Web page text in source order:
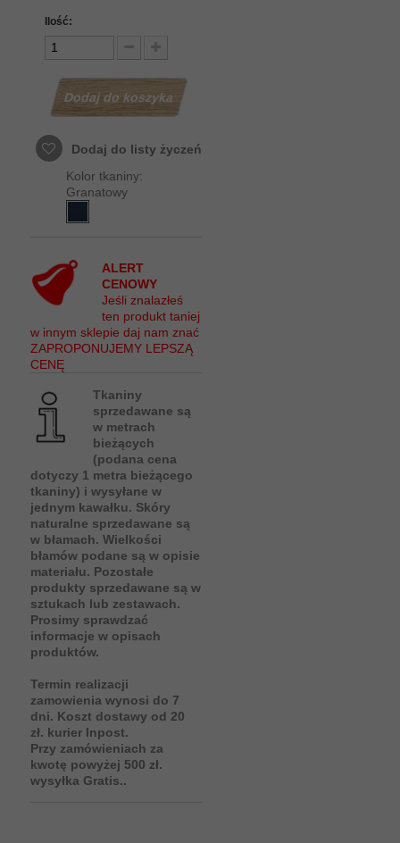
Ilość:
Dodaj do koszyka
Dodaj do listy życzeń
Kolor tkaniny:
Granatowy
ALERT
CENOWY
Jeśli znalazłeś
ten produkt taniej
w innym sklepie daj nam znać
ZAPROPONUJEMY LEPSZĄ
CENĘ
Tkaniny
sprzedawane są
w metrach
bieżących
(podana cena
dotyczy 1 metra bieżącego
tkaniny) i wysyłane w
jednym kawałku. Skóry
naturalne sprzedawane są
w błamach. Wielkości
błamów podane są w opisie
materiału. Pozostałe
produkty sprzedawane są w
sztukach lub zestawach.
Prosimy sprawdzać
informacje w opisach
produktów.
Termin realizacji
zamowienia wynosi do 7
dni. Koszt dostawy od 20
zł. kurier Inpost.
Przy zamówieniach za
kwotę powyżej 500 zł.
wysyłka Gratis..